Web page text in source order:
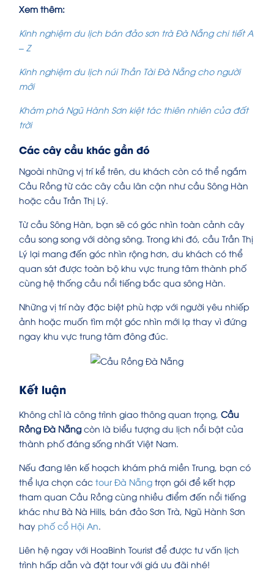
Xem thêm:
Kinh nghiệm du lịch bán đảo sơn trà Đà Nẵng chi tiết A
– Z
Kinh nghiệm du lịch núi Thần Tài Đà Nẵng cho người
mới
Khám phá Ngũ Hành Sơn kiệt tác thiên nhiên của đất
trời
Các cây cầu khác gần đó
Ngoài những vị trí kể trên, du khách còn có thể ngắm
Cầu Rồng từ các cây cầu lân cận như cầu Sông Hàn
hoặc cầu Trần Thị Lý.
Từ cầu Sông Hàn, bạn sẽ có góc nhìn toàn cảnh cây
cầu song song với dòng sông. Trong khi đó, cầu Trần Thị
Lý lại mang đến góc nhìn rộng hơn, du khách có thể
quan sát được toàn bộ khu vực trung tâm thành phố
cùng hệ thống cầu nổi tiếng bắc qua sông Hàn.
Những vị trí này đặc biệt phù hợp với người yêu nhiếp
ảnh hoặc muốn tìm một góc nhìn mới lạ thay vì đứng
ngay khu vực trung tâm đông đúc.
Kết luận
Không chỉ là công trình giao thông quan trọng, Cầu
Rồng Đà Nẵng còn là biểu tượng du lịch nổi bật của
thành phố đáng sống nhất Việt Nam.
Nếu đang lên kế hoạch khám phá miền Trung, bạn có
thể lựa chọn các tour Đà Nẵng trọn gói để kết hợp
tham quan Cầu Rồng cùng nhiều điểm đến nổi tiếng
khác như Bà Nà Hills, bán đảo Sơn Trà, Ngũ Hành Sơn
hay phố cổ Hội An.
Liên hệ ngay với HoaBinh Tourist để được tư vấn lịch
trình hấp dẫn và đặt tour với giá ưu đãi nhé!